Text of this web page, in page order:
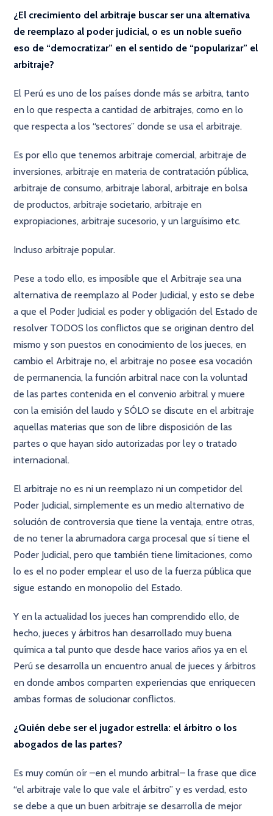
¿El crecimiento del arbitraje buscar ser una alternativa
de reemplazo al poder judicial, o es un noble sueño
eso de “democratizar” en el sentido de “popularizar” el
arbitraje?
El Perú es uno de los países donde más se arbitra, tanto
en lo que respecta a cantidad de arbitrajes, como en lo
que respecta a los “sectores” donde se usa el arbitraje.
Es por ello que tenemos arbitraje comercial, arbitraje de
inversiones, arbitraje en materia de contratación pública,
arbitraje de consumo, arbitraje laboral, arbitraje en bolsa
de productos, arbitraje societario, arbitraje en
expropiaciones, arbitraje sucesorio, y un larguísimo etc.
Incluso arbitraje popular.
Pese a todo ello, es imposible que el Arbitraje sea una
alternativa de reemplazo al Poder Judicial, y esto se debe
a que el Poder Judicial es poder y obligación del Estado de
resolver TODOS los conﬂictos que se originan dentro del
mismo y son puestos en conocimiento de los jueces, en
cambio el Arbitraje no, el arbitraje no posee esa vocación
de permanencia, la función arbitral nace con la voluntad
de las partes contenida en el convenio arbitral y muere
con la emisión del laudo y SÓLO se discute en el arbitraje
aquellas materias que son de libre disposición de las
partes o que hayan sido autorizadas por ley o tratado
internacional.
El arbitraje no es ni un reemplazo ni un competidor del
Poder Judicial, simplemente es un medio alternativo de
solución de controversia que tiene la ventaja, entre otras,
de no tener la abrumadora carga procesal que sí tiene el
Poder Judicial, pero que también tiene limitaciones, como
lo es el no poder emplear el uso de la fuerza pública que
sigue estando en monopolio del Estado.
Y en la actualidad los jueces han comprendido ello, de
hecho, jueces y árbitros han desarrollado muy buena
química a tal punto que desde hace varios años ya en el
Perú se desarrolla un encuentro anual de jueces y árbitros
en donde ambos comparten experiencias que enriquecen
ambas formas de solucionar conﬂictos.
¿Quién debe ser el jugador estrella: el árbitro o los
abogados de las partes?
Es muy común oír –en el mundo arbitral– la frase que dice
“el arbitraje vale lo que vale el árbitro” y es verdad, esto
se debe a que un buen arbitraje se desarrolla de mejor